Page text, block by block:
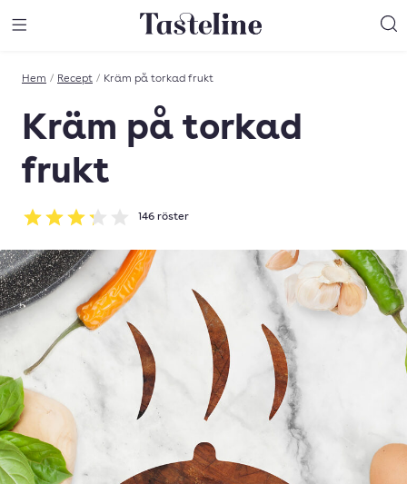
Till Tastelines startsida
Hem / Recept / Kräm på torkad frukt
Kräm på torkad
frukt
Betyg: 3.23 av 5
146 röster